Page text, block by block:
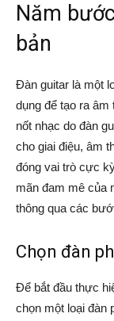
Năm
bản
Đàn guitar là một
dụng để tạo ra âm
nốt nhạc do đàn
cho giai điệu, âm
đóng vai trò cực
mãn đam mê của
thông qua các
Chọn đàn
Để bắt đầu thực
chọn một loại đàn